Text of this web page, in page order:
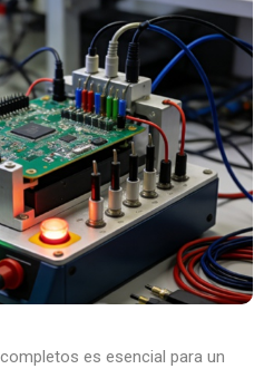
es esencial para un